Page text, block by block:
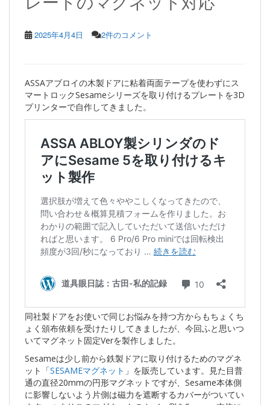
2025年4月4日 2件のコメント
ASSAアブロイの木製ドアに粘着両面テープを使わずにス
マートロックSesameシリーズを取り付けるプレートを3D
プリンターで自作してきました。
同社製ドアをお使いで同じお悩みを持つ方からもちょくち
ょく頒布依頼を受けたりしてきましたが、今回ふと思いつ
いてマグネット固定Verを製作しました。
Sesameは少し前から鉄製ドアに取り付けるためのマグネ
ット「SESAMEマグネット 」を販売しています。見た目普
通の直径20mmの円形マグネットですが、Sesame本体側
に影響しないよう片側は磁力を遮断するカバーがついてい